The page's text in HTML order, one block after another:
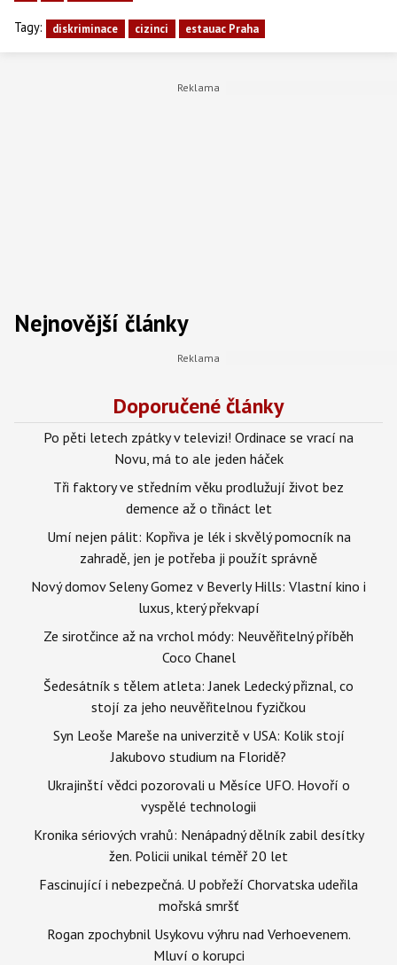
Tagy: diskriminace cizinci estauac Praha
Nejnovější články
Doporučené články
Po pěti letech zpátky v televizi! Ordinace se vrací na
Novu, má to ale jeden háček
Tři faktory ve středním věku prodlužují život bez
demence až o třináct let
Umí nejen pálit: Kopřiva je lék i skvělý pomocník na
zahradě, jen je potřeba ji použít správně
Nový domov Seleny Gomez v Beverly Hills: Vlastní kino i
luxus, který překvapí
Ze sirotčince až na vrchol módy: Neuvěřitelný příběh
Coco Chanel
Šedesátník s tělem atleta: Janek Ledecký přiznal, co
stojí za jeho neuvěřitelnou fyzičkou
Syn Leoše Mareše na univerzitě v USA: Kolik stojí
Jakubovo studium na Floridě?
Ukrajinští vědci pozorovali u Měsíce UFO. Hovoří o
vyspělé technologii
Kronika sériových vrahů: Nenápadný dělník zabil desítky
žen. Policii unikal téměř 20 let
Fascinující i nebezpečná. U pobřeží Chorvatska udeřila
mořská smršť
Rogan zpochybnil Usykovu výhru nad Verhoevenem.
Mluví o korupci